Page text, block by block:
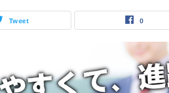
Tweet 0